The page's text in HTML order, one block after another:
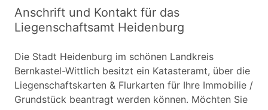
Anschrift und Kontakt für das
Liegenschaftsamt Heidenburg
Die Stadt Heidenburg im schönen Landkreis
Bernkastel-Wittlich besitzt ein Katasteramt, über die
Liegenschaftskarten & Flurkarten für Ihre Immobilie /
Grundstück beantragt werden können. Möchten Sie